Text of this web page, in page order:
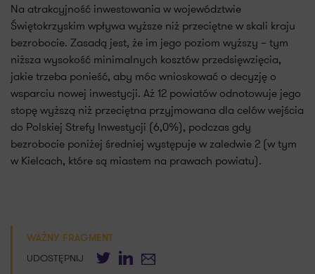
Na atrakcyjność inwestowania w województwie
Świętokrzyskim wpływa wyższe niż przeciętne w skali kraju
bezrobocie. Zasadą jest, że im jego poziom wyższy – tym
niższa wysokość minimalnych kosztów przedsięwzięcia,
jakie trzeba ponieść, aby móc wnioskować o decyzję o
wsparciu nowej inwestycji. Aż 12 powiatów odnotowuje jego
stopę wyższą niż przeciętna przyjmowana dla celów wejścia
do Polskiej Strefy Inwestycji (6,0%), podczas gdy
bezrobocie poniżej średniej występuje w zaledwie 2 (w tym
w Kielcach, które są miastem na prawach powiatu).
WAŻNY FRAGMENT
UDOSTĘPNIJ TwitterLinkedIn
E-mail